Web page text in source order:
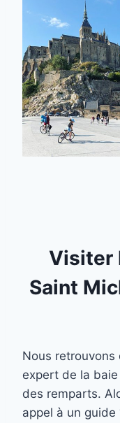
Visiter
Saint
Nous retrouvons
expert de la
des remparts.
appel à un guide